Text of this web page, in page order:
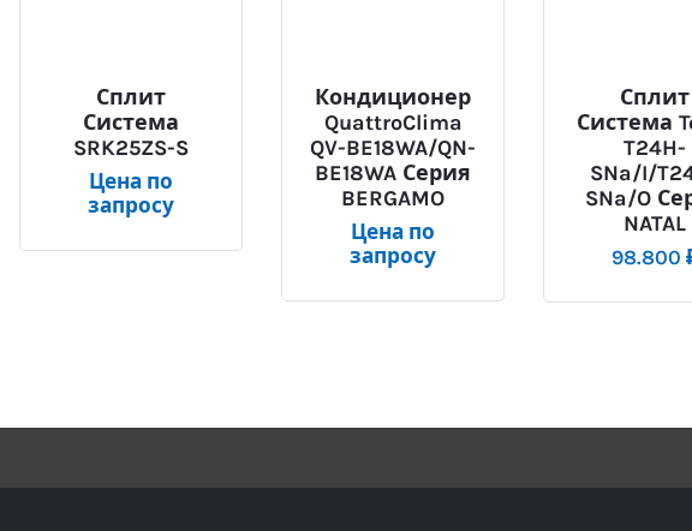
Сплит
Система
SRK25ZS-S
Цена по
запросу
Кондиционер
QuattroClima
QV-BE18WA/QN-
BE18WA Серия
BERGAMO
Цена по
запросу
Сплит
Система
T24H-
SNa/I/
SNa/O
NATAL
98.800